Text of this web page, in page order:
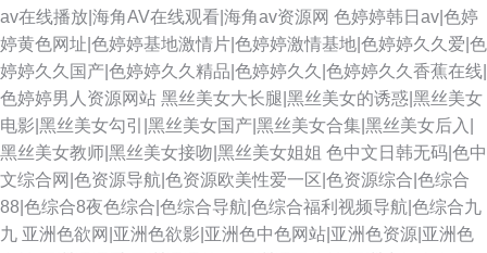
av在线播放|海角AV在线观看|海角av资源网 色婷婷韩日av|色婷
婷黄色网址|色婷婷基地激情片|色婷婷激情基地|色婷婷久久爱|色
婷婷久久国产|色婷婷久久精品|色婷婷久久|色婷婷久久香蕉在线|
色婷婷男人资源网站 黑丝美女大长腿|黑丝美女的诱惑|黑丝美女
电影|黑丝美女勾引|黑丝美女国产|黑丝美女合集|黑丝美女后入|
黑丝美女教师|黑丝美女接吻|黑丝美女姐姐 色中文日韩无码|色中
文综合网|色资源导航|色资源欧美性爱一区|色资源综合|色综合
88|色综合8夜色综合|色综合导航|色综合福利视频导航|色综合九
九 亚洲色欲网|亚洲色欲影|亚洲色中色网站|亚洲色资源|亚洲色